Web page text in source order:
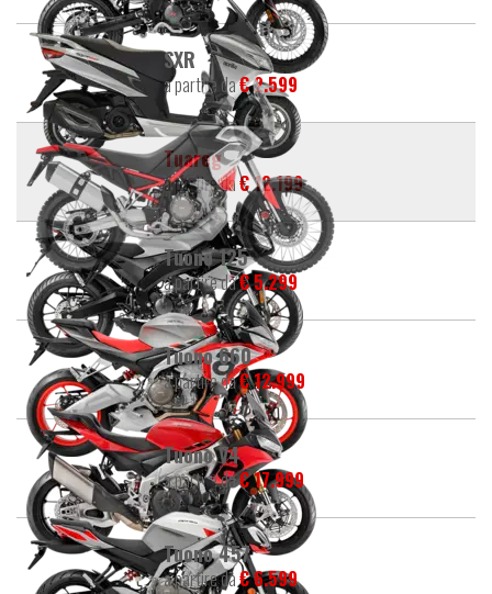
SXR
a partire da€ 2.599
Tuareg
a partire da€ 12.199
Tuono 125
a partire da€ 5.299
Tuono 660
a partire da€ 12.999
Tuono V4
a partire da€ 17.999
Tuono 457
a partire da€ 6.599